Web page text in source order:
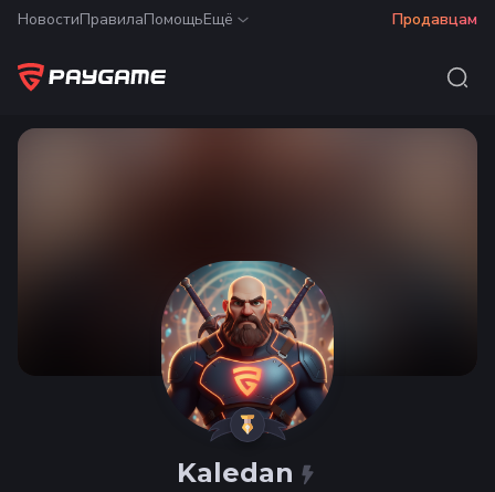
НовостиПравилаПомощьЕщё Продавцам
Kaledan